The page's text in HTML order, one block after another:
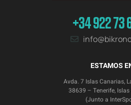
+34 922 73
ESTAMOS
Avda. 7 Islas Canarias,
38639 – Tenerife,
(Junto a